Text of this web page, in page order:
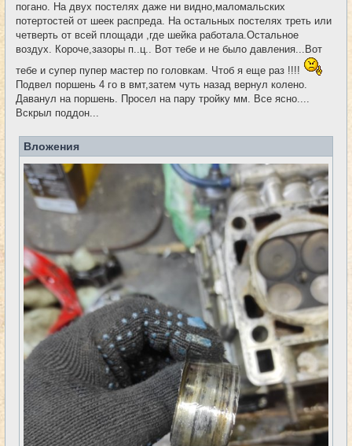
н
и
е
погано. На двух постелях даже ни видно,маломальских
потертостей от шеек распреда. На остальных постелях треть или
четверть от всей площади ,где шейка работала.Остальное
воздух. Короче,зазоры п..ц.. Вот тебе и не было давления...Вот
тебе и супер пупер мастер по головкам. Чтоб я еще раз !!!!
Подвел поршень 4 го в вмт,затем чуть назад вернул колено.
Даванул на поршень. Просел на пару тройку мм. Все ясно....
Вскрыл поддон...
Вложения